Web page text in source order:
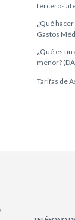
terceros
¿Qué
Gastos
¿Qué es
menor?
Tarifas de